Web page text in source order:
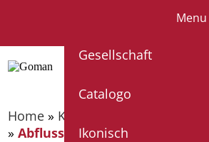
IT EN
Home » Katalog
»Abfluss komplett mit gitter
Menu
Gesellschaft
Catalogo
Ikonisch